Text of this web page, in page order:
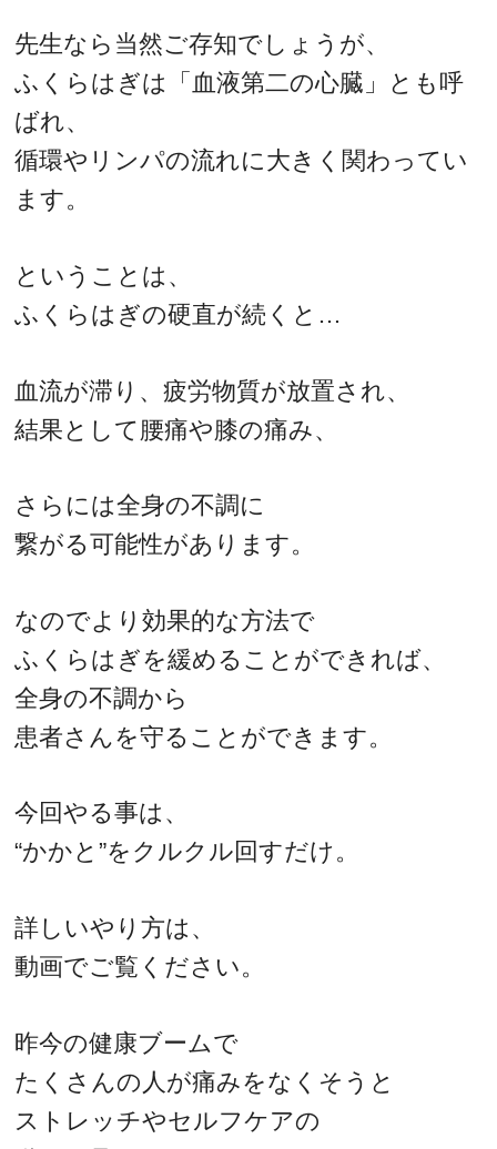
先生なら当然ご存知でしょうが、
ふくらはぎは「血液第二の心臓」とも呼
ばれ、
循環やリンパの流れに大きく関わってい
ます。
ということは、
ふくらはぎの硬直が続くと…
血流が滞り、疲労物質が放置され、
結果として腰痛や膝の痛み、
さらには全身の不調に
繋がる可能性があります。
なのでより効果的な方法で
ふくらはぎを緩めることができれば、
全身の不調から
患者さんを守ることができます。
今回やる事は、
“かかと”をクルクル回すだけ。
詳しいやり方は、
動画でご覧ください。
昨今の健康ブームで
たくさんの人が痛みをなくそうと
ストレッチやセルフケアの